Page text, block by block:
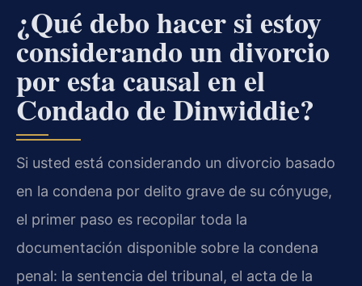
¿Qué debo hacer si estoy
considerando un divorcio
por esta causal en el
Condado de Dinwiddie?
Si usted está considerando un divorcio basado
en la condena por delito grave de su cónyuge,
el primer paso es recopilar toda la
documentación disponible sobre la condena
penal: la sentencia del tribunal, el acta de la